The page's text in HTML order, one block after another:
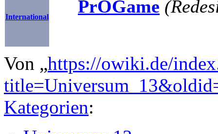
International
PrOGame
Von „https://owiki.de/
Kategorien: